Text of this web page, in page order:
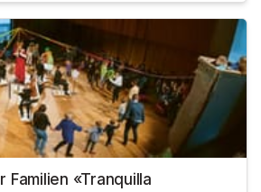
Familien «Tranquilla